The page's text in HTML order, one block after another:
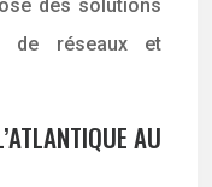
des solutions
de réseaux et
AU